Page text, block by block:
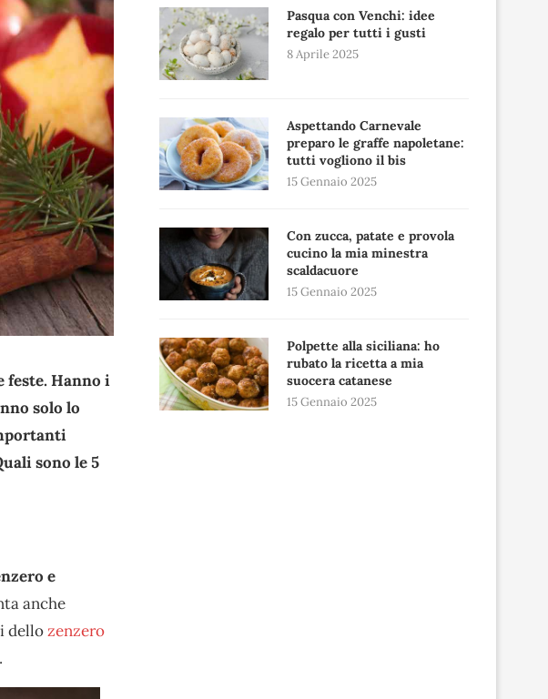
feste. Hanno i
solo lo
sono le 5
e
anche
dellozenzero
Pasqua con Venchi: idee
regalo per tutti i gusti
8 Aprile 2025
Aspettando Carnevale
preparo le graffe napoletane:
tutti vogliono il bis
15 Gennaio 2025
Con zucca, patate e provola
cucino la mia minestra
scaldacuore
15 Gennaio 2025
Polpette alla siciliana: ho
rubato la ricetta a mia
suocera catanese
15 Gennaio 2025